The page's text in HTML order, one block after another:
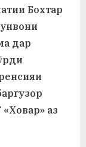
с
и
Х
Бохтар
дар
аз